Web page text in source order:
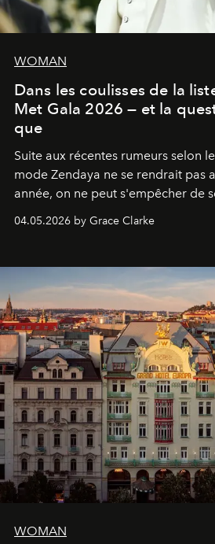
WOMAN
Dans les coulisses de la
Met Gala 2026 — et la
que
Suite aux récentes rumeurs selon
mode Zendaya ne se rendrait pas
année, on ne peut s'empêcher de
04.05.2026 by Grace Clarke
WOMAN